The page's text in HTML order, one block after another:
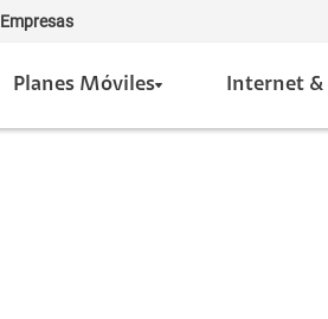
Empresas
Planes Móviles Internet &